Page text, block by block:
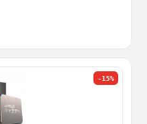
-15%